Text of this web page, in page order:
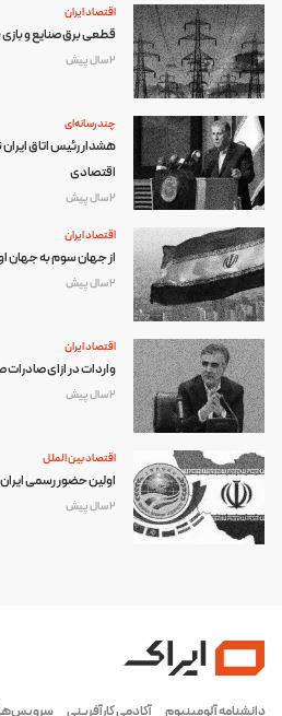
اقتصاد ایران
قطعی برق صنایع و بازی
2 سال پیش
چند رسانه‌ای
هشدار رئیس اتاق
اقتصادی
2 سال پیش
اقتصاد ایران
از جهان سوم به جهان
2 سال پیش
اقتصاد ایران
واردات در ازای صادرات
2 سال پیش
اقتصاد بین الملل
اولین حضور رسمی
2 سال پیش
دانشنامه آلومینیوم آکادمی کارآفرینی